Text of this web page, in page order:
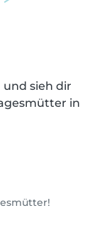
sieh dir
in